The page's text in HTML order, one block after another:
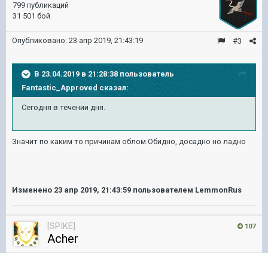
799 публикаций
31 501 бой
#3
Опубликовано: 23 апр 2019, 21:43:19
В 23.04.2019 в 21:28:38 пользователь
Fantastic_Approved сказал:
Сегодня в течении дня.
Значит по каким то причинам облом.Обидно, досадно но ладно
Изменено 23 апр 2019, 21:43:59 пользователем LemmonRus
107
[SPIKE]
Acher